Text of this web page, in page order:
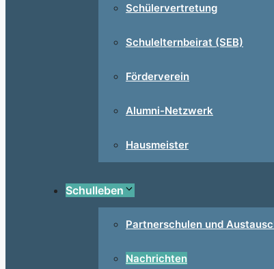
Schülervertretung
Schulelternbeirat (SEB)
Förderverein
Alumni-Netzwerk
Hausmeister
Schulleben
Partnerschulen und
Nachrichten